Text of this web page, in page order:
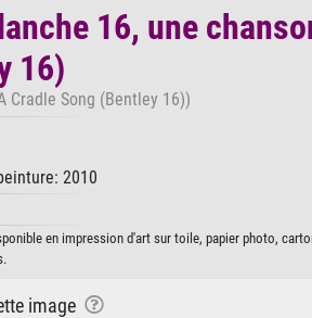
16, une
16)
Cradle Song (Bentley 16))
2010
en impression d'art sur toile, papier photo,
image